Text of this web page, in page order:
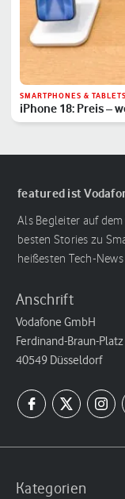
SMARTPHONES & TABLETS
iPhone 18: Preis –
featured ist
Als Begleiter auf
besten Stories zu
heißesten Tech-
Anschrift
Vodafone GmbH
Ferdinand-Braun-Platz
40549 Düsseldorf
Kategorien